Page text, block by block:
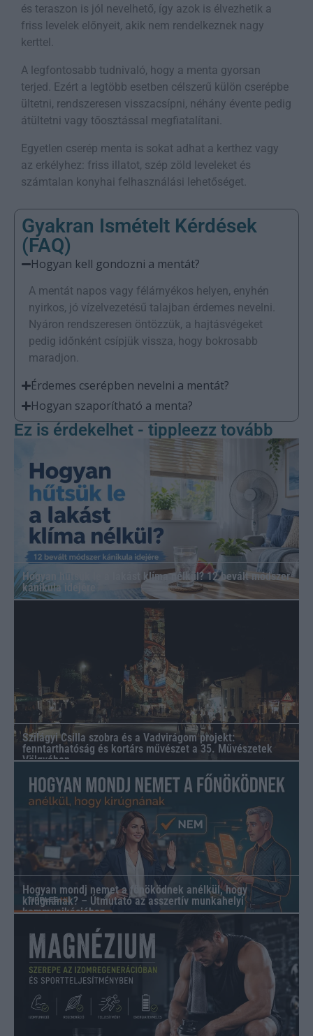
és teraszon is jól nevelhető, így azok is élvezhetik a
friss levelek előnyeit, akik nem rendelkeznek nagy
kerttel.
A legfontosabb tudnivaló, hogy a menta gyorsan
terjed. Ezért a legtöbb esetben célszerű külön cserépbe
ültetni, rendszeresen visszacsípni, néhány évente pedig
átültetni vagy tőosztással megfiatalítani.
Egyetlen cserép menta is sokat adhat a kerthez vagy
az erkélyhez: friss illatot, szép zöld leveleket és
számtalan konyhai felhasználási lehetőséget.
Gyakran Ismételt Kérdések
(FAQ)
Hogyan kell gondozni a mentát?
A mentát napos vagy félárnyékos helyen, enyhén
nyirkos, jó vízelvezetésű talajban érdemes nevelni.
Nyáron rendszeresen öntözzük, a hajtásvégeket
pedig időnként csípjük vissza, hogy bokrosabb
maradjon.
Érdemes cserépben nevelni a mentát?
Hogyan szaporítható a menta?
Ez is érdekelhet - tippleezz tovább
Hogyan hűtsük le a lakást klíma nélkül? 12 bevált módszer
kánikula idejére
Szilágyi Csilla szobra és a Vadvirágom projekt:
fenntarthatóság és kortárs művészet a 35. Művészetek
Völgyében
Hogyan mondj nemet a főnöködnek anélkül, hogy
kirúgnának? – Útmutató az asszertív munkahelyi
kommunikációhoz